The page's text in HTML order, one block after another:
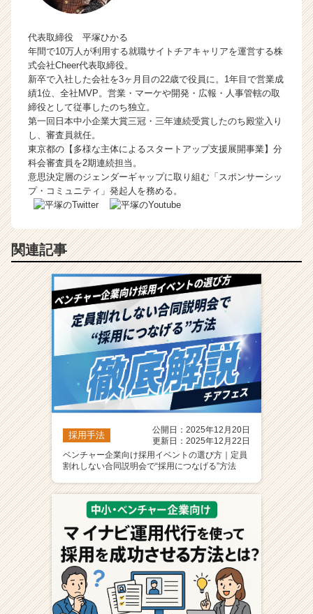
代表取締役 平塚ひかる
年間で10万人が利用する就職サイトチアキャリアを運営する株
式会社Cheer代表取締役。
新卒で入社した会社を3ヶ月目の22歳で役員に。1年目で営業成
績1位、全社MVP。営業・マーケや開発・広報・人事管轄の取
締役として従事したのち独立。
第一回日本中小企業大賞三冠・三年連続受賞したのち殿堂入り
し、審査員就任。
東京都の【多様な主体によるスタートアップ支援展開事業】分
科会審査員を2期連続担当。
意思決定層のジェンダーギャップに取り組む「スポンサーシッ
プ・コミュニティ」発起人を務める。
関連記事
採用手法
公開日：2025年12月20日
更新日：2025年12月22日
ベンチャー企業向け採用イベントの選び方｜定員
割れしない合同説明会で“採用につなげる”方法